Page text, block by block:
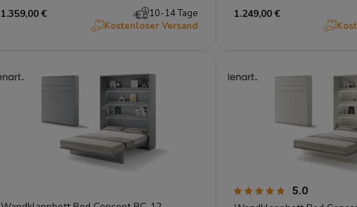
1.359,00 €
10-14 Tage
Kostenloser Versand
1.249,00 €
5.0